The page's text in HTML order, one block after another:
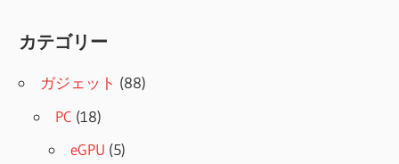
カテゴリー
ガジェット (88)
PC (18)
eGPU (5)